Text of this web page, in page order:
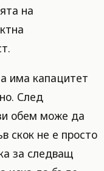
на
има капацитет
След
обем може да
скок не е просто
за следващ